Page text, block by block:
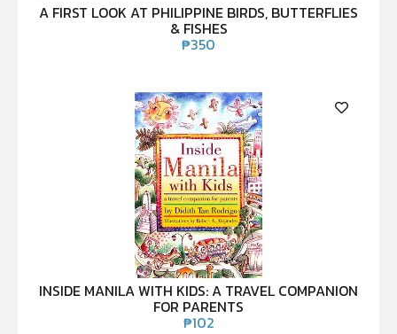
A FIRST LOOK AT PHILIPPINE BIRDS, BUTTERFLIES
& FISHES
₱350
INSIDE MANILA WITH KIDS: A TRAVEL COMPANION
FOR PARENTS
₱102